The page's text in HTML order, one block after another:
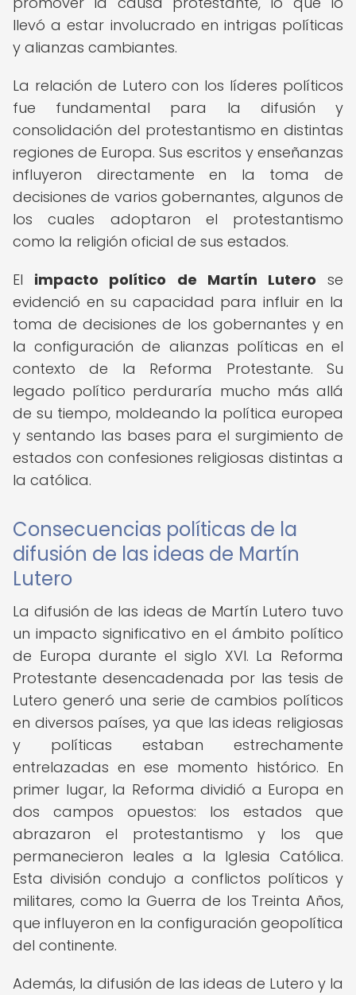
llevó a estar involucrado en intrigas políticas
y alianzas cambiantes.
La relación de Lutero con los líderes políticos
fue fundamental para la difusión y
consolidación del protestantismo en distintas
regiones de Europa. Sus escritos y enseñanzas
influyeron directamente en la toma de
decisiones de varios gobernantes, algunos de
los cuales adoptaron el protestantismo
como la religión oficial de sus estados.
El impacto político de Martín Lutero se
evidenció en su capacidad para influir en la
toma de decisiones de los gobernantes y en
la configuración de alianzas políticas en el
contexto de la Reforma Protestante. Su
legado político perduraría mucho más allá
de su tiempo, moldeando la política europea
y sentando las bases para el surgimiento de
estados con confesiones religiosas distintas a
la católica.
Consecuencias políticas de la
difusión de las ideas de Martín
Lutero
La difusión de las ideas de Martín Lutero tuvo
un impacto significativo en el ámbito político
de Europa durante el siglo XVI. La Reforma
Protestante desencadenada por las tesis de
Lutero generó una serie de cambios políticos
en diversos países, ya que las ideas religiosas
y políticas estaban estrechamente
entrelazadas en ese momento histórico. En
primer lugar, la Reforma dividió a Europa en
dos campos opuestos: los estados que
abrazaron el protestantismo y los que
permanecieron leales a la Iglesia Católica.
Esta división condujo a conflictos políticos y
militares, como la Guerra de los Treinta Años,
que influyeron en la configuración geopolítica
del continente.
Además, la difusión de las ideas de Lutero y la